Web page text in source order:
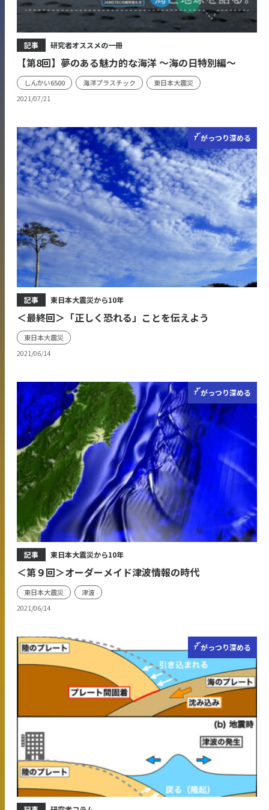
2021/07/21
記事 研究者オススメの一冊
【第8回】夢のある魅力的な海洋 ～海の日特別編～
しんかい6500 海洋プラスチック 東日本大震災
がっつり深める
2021/06/14
記事 東日本大震災から10年
＜最終回＞「正しく恐れる」ことを伝えよう
東日本大震災
がっつり深める
2021/06/14
記事 東日本大震災から10年
＜第９回＞オーダーメイド津波情報の時代
東日本大震災 津波
がっつり深める